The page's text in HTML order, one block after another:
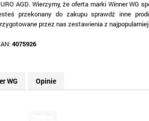
AGD. Wierzymy, że oferta marki Winner WG
przekonany do zakupu sprawdź inne
przez nas zestawienia z
4075926
WG Opinie